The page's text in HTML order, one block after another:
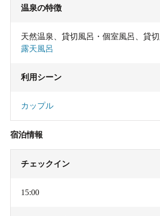
温泉の特徴
天然温泉 貸切風呂・個室風呂 貸
露天風呂
利用シーン
カップル
宿泊情報
チェックイン
15:00